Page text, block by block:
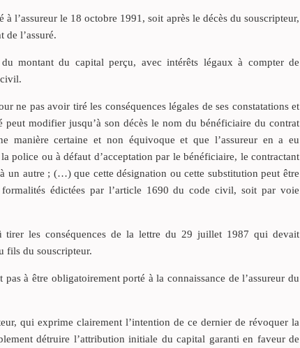
l’assureur le 18 octobre 1991, soit après le décès du souscripteur,
de l’assuré.
montant du capital perçu, avec intérêts légaux à compter de
ne pas avoir tiré les conséquences légales de ses constatations et
modifier jusqu’à son décès le nom du bénéficiaire du contrat
manière certaine et non équivoque et que l’assureur en a eu
police ou à défaut d’acceptation par le bénéficiaire, le contractant
un autre ; (…) que cette désignation ou cette substitution peut être
édictées par l’article 1690 du code civil, soit par voie
les conséquences de la lettre du 29 juillet 1987 qui devait
fils du souscripteur.
pas à être obligatoirement porté à la connaissance de l’assureur du
qui exprime clairement l’intention de ce dernier de révoquer la
détruire l’attribution initiale du capital garanti en faveur de